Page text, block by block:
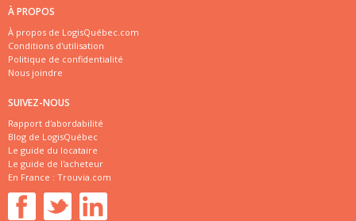
À PROPOS
À propos de LogisQuébec.com
Conditions d'utilisation
Politique de confidentialité
Nous joindre
SUIVEZ-NOUS
Rapport d'abordabilité
Blog de LogisQuébec
Le guide du locataire
Le guide de l'acheteur
En France : Trouvia.com